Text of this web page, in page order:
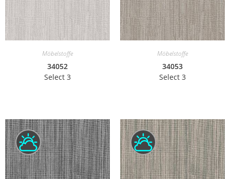
Möbelstoffe
34052
Select 3
Möbelstoffe
34053
Select 3